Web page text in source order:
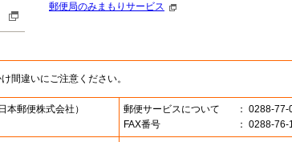
郵便局のみまもりサービス
間違いにご注意ください。
日本郵便株式会社） 郵便サービスについて
： 0288-77-
FAX番号
： 0288-